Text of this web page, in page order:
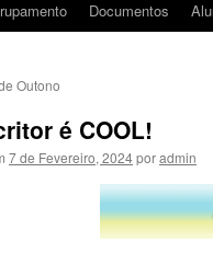
Documentos
Outono
é COOL!
7 de Fevereiro, 2024poradmin